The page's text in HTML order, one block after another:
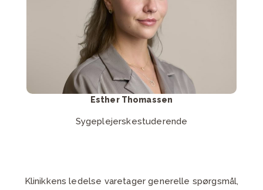
Kontakt Esther Thomassen
Send mail
Esther Thomassen
Sygeplejerskestuderende
Klinikkens ledelse varetager generelle spørgsmål,